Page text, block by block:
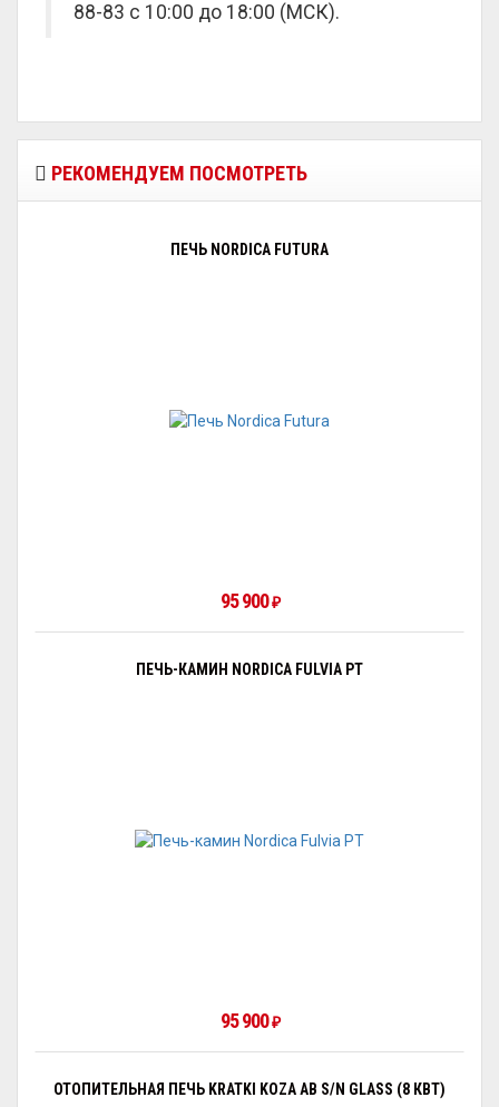
88-83 с 10:00 до 18:00 (МСК).
РЕКОМЕНДУЕМ ПОСМОТРЕТЬ
ПЕЧЬ NORDICA FUTURA
95 900 ₽
ПЕЧЬ-КАМИН NORDICA FULVIA PT
95 900 ₽
ОТОПИТЕЛЬНАЯ ПЕЧЬ KRATKI KOZA AB S/N GLASS (8 КВТ)